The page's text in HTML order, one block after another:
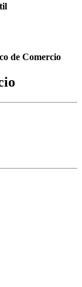
de Comercio